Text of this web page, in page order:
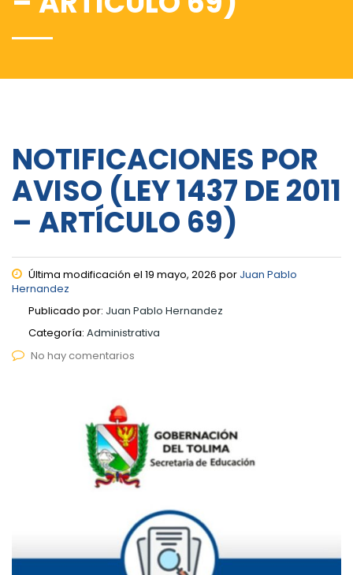
NOTIFICACIONES POR
AVISO (LEY 1437 DE 2011
– ARTÍCULO 69)
Última modificación el 19 mayo, 2026 por Juan Pablo
Hernandez
Publicado por: Juan Pablo Hernandez
Categoría: Administrativa
No hay comentarios